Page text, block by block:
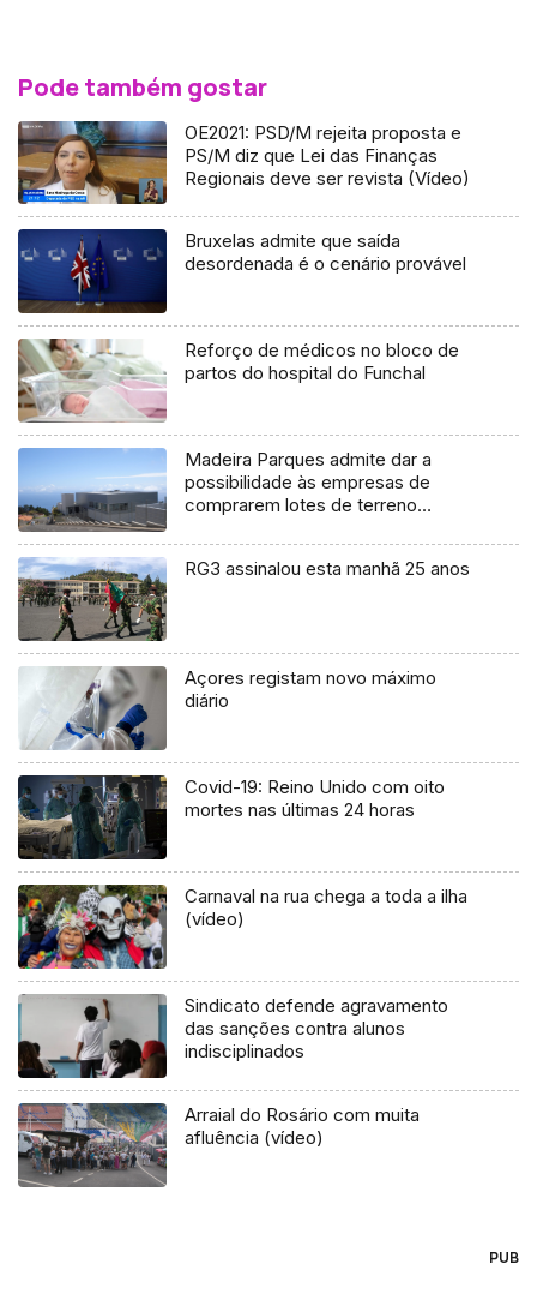
Pode também gostar
OE2021: PSD/M rejeita proposta e
PS/M diz que Lei das Finanças
Regionais deve ser revista (Vídeo)
Bruxelas admite que saída
desordenada é o cenário provável
Reforço de médicos no bloco de
partos do hospital do Funchal
Madeira Parques admite dar a
possibilidade às empresas de
comprarem lotes de terreno
RG3 assinalou esta manhã 25 anos
Açores registam novo máximo
diário
Covid-19: Reino Unido com oito
mortes nas últimas 24 horas
Carnaval na rua chega a toda a ilha
(vídeo)
Sindicato defende agravamento
das sanções contra alunos
indisciplinados
Arraial do Rosário com muita
afluência (vídeo)
PUB